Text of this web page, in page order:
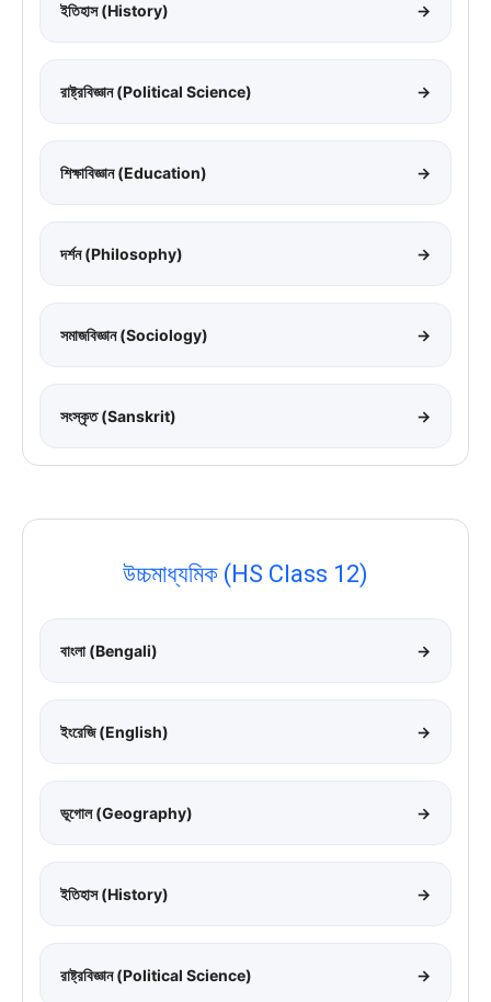
ইতিহাস (History) →
রাষ্ট্রবিজ্ঞান (Political Science) →
শিক্ষাবিজ্ঞান (Education) →
দর্শন (Philosophy) →
সমাজবিজ্ঞান (Sociology) →
সংস্কৃত (Sanskrit) →
উচ্চমাধ্যমিক (HS Class 12)
বাংলা (Bengali) →
ইংরেজি (English) →
ভূগোল (Geography) →
ইতিহাস (History) →
রাষ্ট্রবিজ্ঞান (Political Science) →